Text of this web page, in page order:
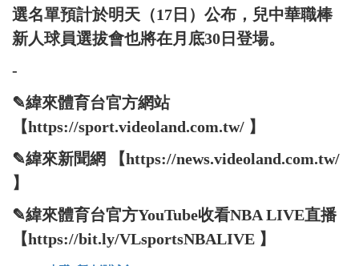
選名單預計於明天（17日）公布，兒中華職棒
新人球員選拔會也將在月底30日登場。
-
✎緯來體育台官方網站
【https://sport.videoland.com.tw/ 】
✎緯來新聞網 【https://news.videoland.com.tw/
】
✎緯來體育台官方YouTube收看NBA LIVE直播
【https://bit.ly/VLsportsNBALIVE 】